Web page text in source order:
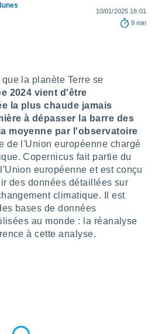
10/01/2025 18:01
9 min
la planète Terre se
2024 vient d'être
la plus chaude jamais
à dépasser la barre des
moyenne par l'observatoire
de l'Union européenne chargé
Copernicus fait partie du
européenne et est conçu
des données détaillées sur
climatique. Il est
bases de données
au monde : la réanalyse
à cette analyse.